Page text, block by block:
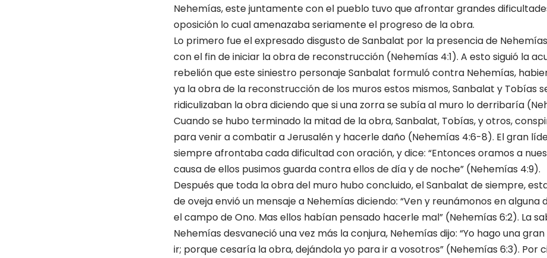
Nehemías, este juntamente con el pueblo tuvo que afrontar grandes
oposición lo cual amenazaba seriamente el progreso de la obra.
Lo primero fue el expresado disgusto de Sanbalat por la presencia de
con el fin de iniciar la obra de recons­trucción (Nehemías 4:1). A esto siguió la
rebelión que este siniestro personaje Sanbalat formuló contra Nehemías,
ya la obra de la reconstrucción de los muros estos mismos, Sanbalat y Tobías
ridiculizaban la obra diciendo que si una zorra se subía al muro lo derribaría
Cuando se hubo terminado la mitad de la obra, Sanbalat, Tobías, y otros,
para venir a combatir a Jerusalén y hacerle daño (Nehemías 4:6-8). El gran
siempre afrontaba cada dificultad con oración, y dice: “Entonces oramos a
causa de ellos pusimos guarda contra ellos de día y de noche” (Nehemías 4:9).
Después que toda la obra del muro hubo concluido, el Sanbalat de siempre,
de oveja envió un mensaje a Nehemías diciendo: “Ven y reunámonos en alguna
el campo de Ono. Mas ellos habían pensado hacerle mal” (Nehemías 6:2). La
Nehemías desvaneció una vez más la conjura, Nehemías dijo: “Yo hago una
ir; porque cesaría la obra, dejándola yo para ir a vosotros” (Nehemías 6:3). Por